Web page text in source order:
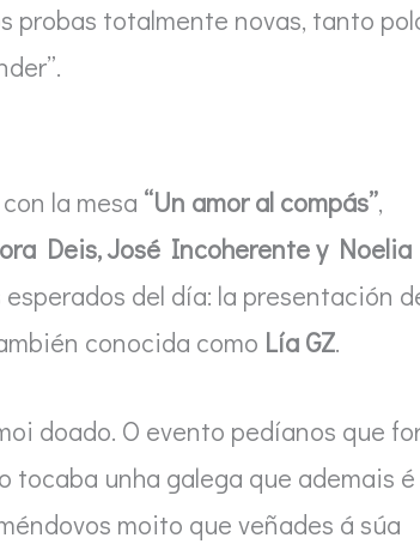
probas totalmente novas, tanto
con la mesa “Un amor al compás”,
Deis, José Incoherente y Noelia
del día: la presentación
conocida como Lía GZ.
doado. O evento pedíanos que
tocaba unha galega que ademais é
moito que veñades á súa